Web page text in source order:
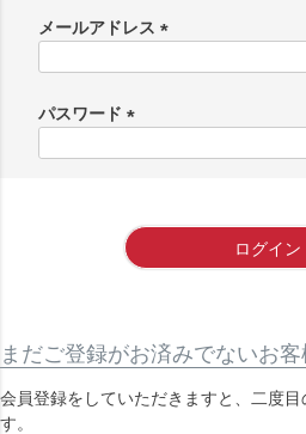
メールアドレス
)
パスワード
ログイン
まだご登録がお済みでないお客
会員登録をしていただきますと、二度
す。